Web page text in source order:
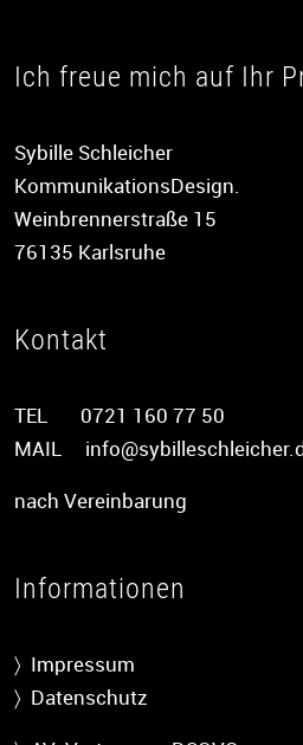
Ich freue mich auf Ihr
Sybille Schleicher
KommunikationsDesign.
Weinbrennerstraße 15
76135 Karlsruhe
Kontakt
TEL 0721 160 77 50
MAIL
nach Vereinbarung
Informationen
〉 Impressum
〉 Datenschutz